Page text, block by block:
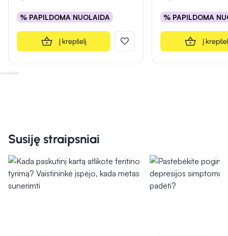
% PAPILDOMA NUOLAIDA
Į krepšelį
% PAPILDOMA
Į
Susiję straipsniai